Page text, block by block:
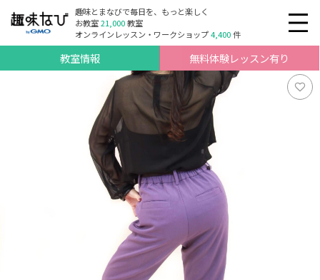
趣味とまなびで毎日を、もっと楽しく
お教室21,000教室
オンラインレッスン・ワークショップ4,400件
教室情報 無料体験レッスン有り